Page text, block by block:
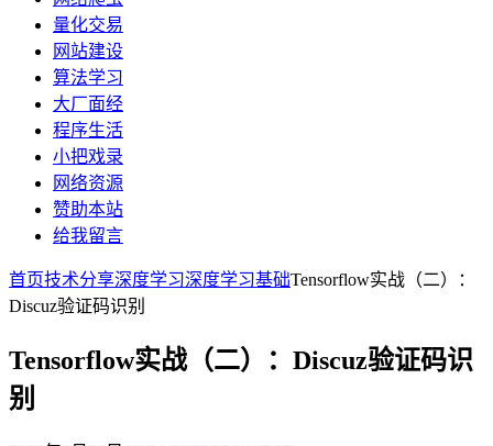
量化交易
网站建设
算法学习
大厂面经
程序生活
小把戏录
网络资源
赞助本站
给我留言
首页技术分享深度学习深度学习基础Tensorflow实战（二）：
Discuz验证码识别
Tensorflow实战（二）：Discuz验证码识
别